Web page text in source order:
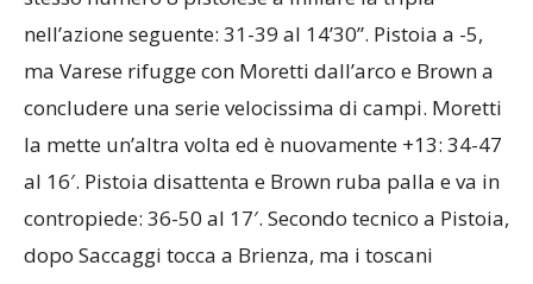
nell’azione seguente: 31-39 al 14’30”. Pistoia a -5,
ma Varese rifugge con Moretti dall’arco e Brown a
concludere una serie velocissima di campi. Moretti
la mette un’altra volta ed è nuovamente +13: 34-47
al 16′. Pistoia disattenta e Brown ruba palla e va in
contropiede: 36-50 al 17′. Secondo tecnico a Pistoia,
dopo Saccaggi tocca a Brienza, ma i toscani